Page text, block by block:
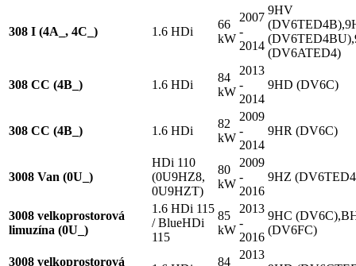
308 I (4A_, 4C_) 1.6 HDi
66
kW
2007
-
2014
9HV
(DV6ATED4)
308 CC (4B_) 1.6 HDi
84
kW
2013
-
2014
9HD (DV6C)
308 CC (4B_) 1.6 HDi
82
kW
2009
-
2014
9HR (DV6C)
3008 Van (0U_)
HDi 110
(0U9HZ8,
0U9HZT)
80
kW
2009
-
2016
9HZ
3008 velkoprostorová
limuzína (0U_)
1.6 HDi 115
/ BlueHDi
115
85
kW
2013
-
2016
9HC
(DV6FC)
3008 velkoprostorová 84
2013